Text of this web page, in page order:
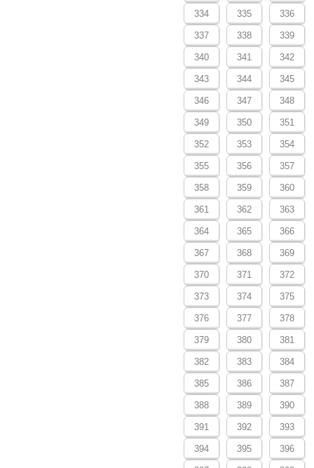
334 335 336
337 338 339
340 341 342
343 344 345
346 347 348
349 350 351
352 353 354
355 356 357
358 359 360
361 362 363
364 365 366
367 368 369
370 371 372
373 374 375
376 377 378
379 380 381
382 383 384
385 386 387
388 389 390
391 392 393
394 395 396